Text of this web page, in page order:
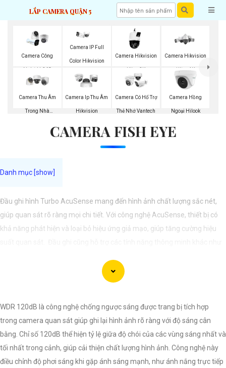
LẮP CAMERA QUẬN 5
Camera Công
Nghệ H.265
Hikvision
Camera IP Full
Color Hikvision
Camera Hikvision
Ultra 2K
Camera Hikvision
Ultra 4K
Camera Thu Âm
Trong Nhà
Camera Ip Thu Âm
Hikvision
Camera Có Hổ Trợ
Thẻ Nhớ Vantech
Camera Hồng
Ngoại Hilook
CAMERA FISH EYE
Đầu ghi hình Turbo AcuSense mang đến hình ảnh chất lượng sắc nét,
giúp quan sát rõ ràng mọi chi tiết. Với công nghệ AcuSense, thiết bị có
khả năng phát hiện và loại bỏ hiệu ứng giả mạo, giúp tăng cường hiệu
mang lại giải pháp an ninh hiệu quả cho người dùng.
WDR 120dB là công nghệ chống ngược sáng được trang bị tích hợp
trong camera quan sát giúp ghi lại hình ảnh rõ ràng với độ sáng cân
bằng. Chỉ số 120dB thể hiện tỷ lệ giữa độ chói của các vùng sáng nhất và
tối nhất trong cảnh, giúp cải thiện chất lượng hình ảnh. Công nghệ này
điều chỉnh độ phơi sáng khi gặp ánh sáng mạnh, như ánh nắng trực tiếp